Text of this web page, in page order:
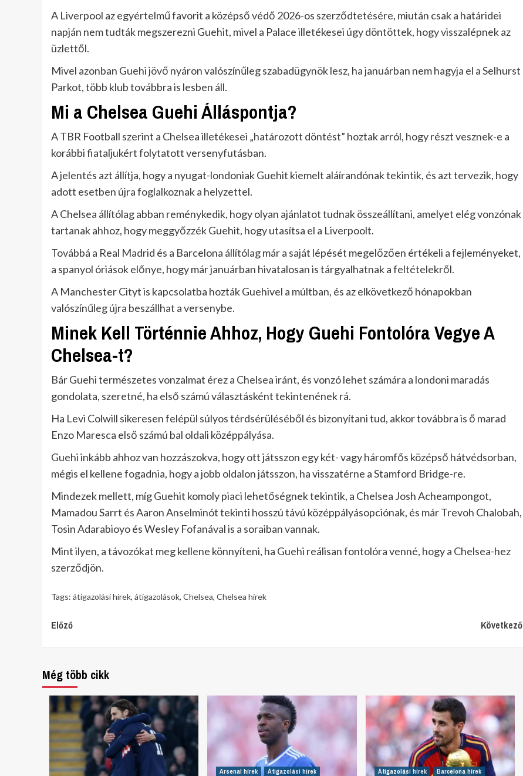
A Liverpool az egyértelmű favorit a középső védő 2026-os szerződtetésére, miután csak a határidei
napján nem tudták megszerezni Guehit, mivel a Palace illetékesei úgy döntöttek, hogy visszalépnek az
üzlettől.
Mivel azonban Guehi jövő nyáron valószínűleg szabadügynök lesz, ha januárban nem hagyja el a Selhurst
Parkot, több klub továbbra is lesben áll.
Mi a Chelsea Guehi Álláspontja?
A TBR Football szerint a Chelsea illetékesei „határozott döntést” hoztak arról, hogy részt vesznek-e a
korábbi fiataljukért folytatott versenyfutásban.
A jelentés azt állítja, hogy a nyugat-londoniak Guehit kiemelt aláírandónak tekintik, és azt tervezik, hogy
adott esetben újra foglalkoznak a helyzettel.
A Chelsea állítólag abban reménykedik, hogy olyan ajánlatot tudnak összeállítani, amelyet elég vonzónak
tartanak ahhoz, hogy meggyőzzék Guehit, hogy utasítsa el a Liverpoolt.
Továbbá a Real Madrid és a Barcelona állítólag már a saját lépését megelőzően értékeli a fejleményeket,
a spanyol óriások előnye, hogy már januárban hivatalosan is tárgyalhatnak a feltételekről.
A Manchester Cityt is kapcsolatba hozták Guehivel a múltban, és az elkövetkező hónapokban
valószínűleg újra beszállhat a versenybe.
Minek Kell Történnie Ahhoz, Hogy Guehi Fontolóra Vegye A
Chelsea-t?
Bár Guehi természetes vonzalmat érez a Chelsea iránt, és vonzó lehet számára a londoni maradás
gondolata, szeretné, ha első számú választásként tekintenének rá.
Ha Levi Colwill sikeresen felépül súlyos térdsérüléséből és bizonyítani tud, akkor továbbra is ő marad
Enzo Maresca első számú bal oldali középpályása.
Guehi inkább ahhoz van hozzászokva, hogy ott játsszon egy két- vagy háromfős középső hátvédsorban,
mégis el kellene fogadnia, hogy a jobb oldalon játsszon, ha visszatérne a Stamford Bridge-re.
Mindezek mellett, míg Guehit komoly piaci lehetőségnek tekintik, a Chelsea Josh Acheampongot,
Mamadou Sarrt és Aaron Anselminót tekinti hosszú távú középpályásopciónak, és már Trevoh Chalobah,
Tosin Adarabioyo és Wesley Fofanával is a soraiban vannak.
Mint ilyen, a távozókat meg kellene könnyíteni, ha Guehi reálisan fontolóra venné, hogy a Chelsea-hez
szerződjön.
Tags: átigazolási hírek, átigazolások, Chelsea, Chelsea hírek
Continue
Előző Következő
Még több cikk
Arsenal hírek
Átigazolási hírek
Átigazolási hírek
Barcelona hírek